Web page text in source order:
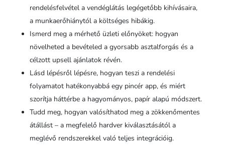
rendelésfelvétel a vendéglátás legégetőbb kihívásaira,
a munkaerőhiánytól a költséges hibákig.
Ismerd meg a mérhető üzleti előnyöket: hogyan
növelheted a bevételed a gyorsabb asztalforgás és a
célzott upsell ajánlatok révén.
Lásd lépésről lépésre, hogyan teszi a rendelési
folyamatot hatékonyabbá egy pincér app, és miért
szorítja háttérbe a hagyományos, papír alapú módszert.
Tudd meg, hogyan valósíthatod meg a zökkenőmentes
átállást – a megfelelő hardver kiválasztásától a
meglévő rendszerekkel való teljes integrációig.